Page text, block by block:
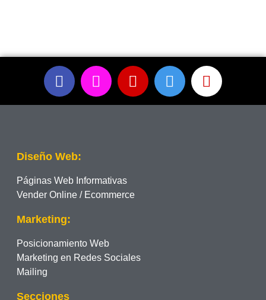
Diseño Web:
Páginas Web Informativas
Vender Online / Ecommerce
Marketing:
Posicionamiento Web
Marketing en Redes Sociales
Mailing
Secciones